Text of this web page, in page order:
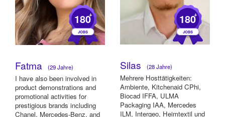
180+
Fatma (29 Jahre)
I have also been involved in
product demonstrations and
promotional activities for
prestigious brands including
Chanel, Mercedes-Benz, and
180+
Silas (28 Jahre)
Mehrere Hosttätigkeiten:
Ambiente, Kitchenaid CPhi,
Biocad IFFA, ULMA
Packaging IAA, Mercedes
ILM, Intergeo, Heimtextil und